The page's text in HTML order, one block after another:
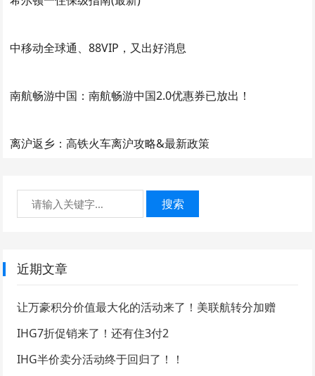
中移动全球通、88VIP，又出好消息
南航畅游中国：南航畅游中国2.0优惠券已放出！
离沪返乡：高铁火车离沪攻略&最新政策
搜索
近期文章
让万豪积分价值最大化的活动来了！美联航转分加赠
IHG7折促销来了！还有住3付2
IHG半价卖分活动终于回归了！！